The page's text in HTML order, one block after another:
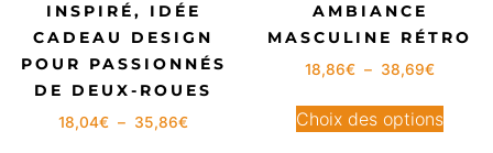
INSPIRÉ, IDÉE
CADEAU DESIGN
POUR PASSIONNÉS
DE DEUX-ROUES
18,04€ – 35,86€
AMBIANCE
MASCULINE RÉTRO
18,86€ – 38,69€
Choix des options